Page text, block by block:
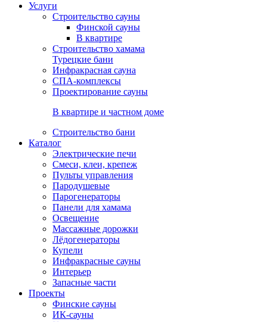
Услуги
Строительство сауны
Финской сауны
В квартире
Строительство хамама
Турецкие бани
Инфракрасная сауна
СПА-комплексы
Проектирование сауны
В квартире и частном доме
Строительство бани
Каталог
Электрические печи
Смеси, клеи, крепеж
Пульты управления
Пародушевые
Парогенераторы
Панели для хамама
Освещение
Массажные дорожки
Лёдогенераторы
Купели
Инфракрасные сауны
Интерьер
Запасные части
Проекты
Финские сауны
ИК-сауны